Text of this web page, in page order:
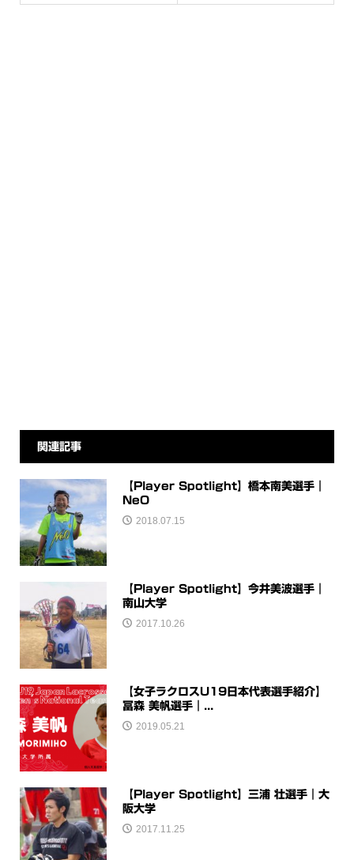
関連記事
【Player Spotlight】橋本南美選手｜
NeO
2018.07.15
【Player Spotlight】今井美波選手｜
南山大学
2017.10.26
【女子ラクロスU19日本代表選手紹介】
冨森 美帆選手｜...
2019.05.21
【Player Spotlight】三浦 壮選手｜大
阪大学
2017.11.25